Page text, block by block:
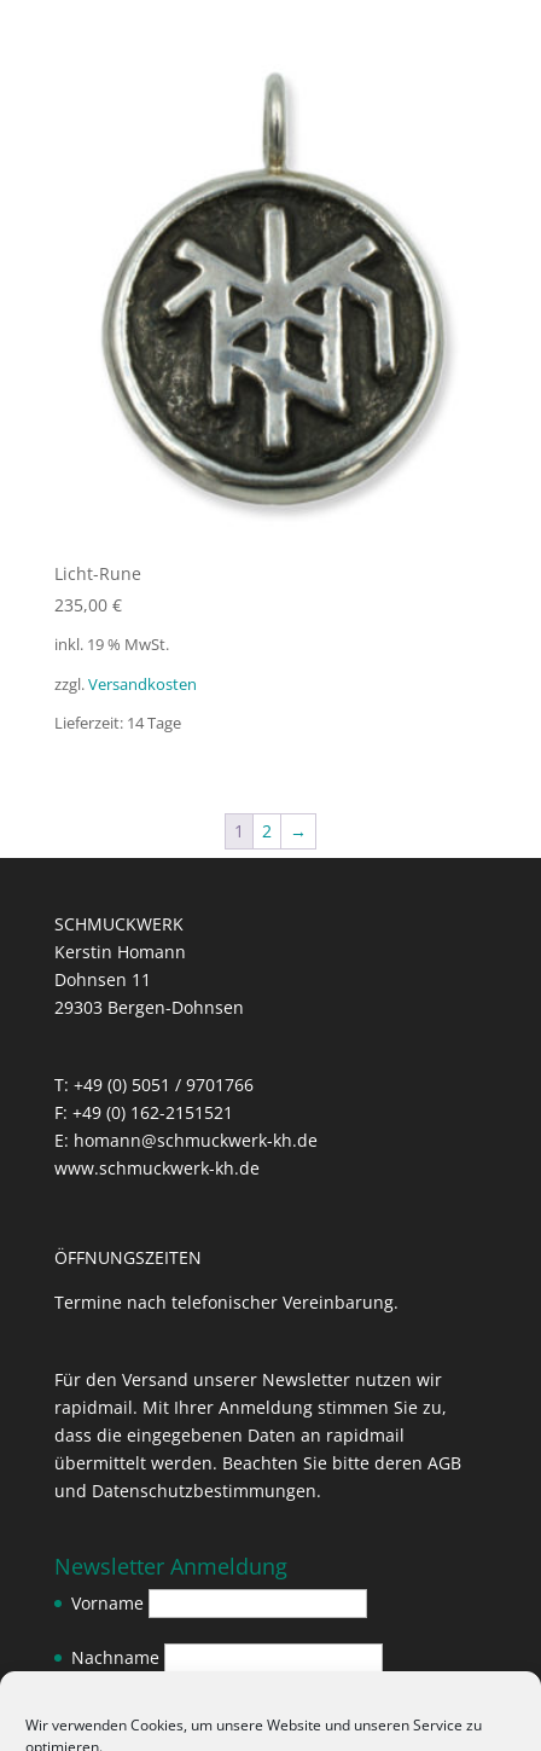
Wir verwenden Cookies, um unsere Website und unseren Service zu
optimieren.
Licht-Rune
235,00 €
inkl. 19 % MwSt.
zzgl.Versandkosten
Lieferzeit: 14 Tage
1 2 →
SCHMUCKWERK
Kerstin Homann
Dohnsen 11
29303 Bergen-Dohnsen
T: +49 (0) 5051 / 9701766
F: +49 (0) 162-2151521
E: homann@schmuckwerk-kh.de
www.schmuckwerk-kh.de
ÖFFNUNGSZEITEN
Termine nach telefonischer Vereinbarung.
Für den Versand unserer Newsletter nutzen wir
rapidmail. Mit Ihrer Anmeldung stimmen Sie zu,
dass die eingegebenen Daten an rapidmail
übermittelt werden. Beachten Sie bitte deren AGB
und Datenschutzbestimmungen.
Newsletter Anmeldung
Vorname
Nachname